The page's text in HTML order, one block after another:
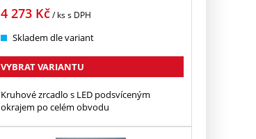
4 273 Kč/ kss DPH
Skladem dle variant
VYBRAT VARIANTU
Kruhové zrcadlo s LED podsvíceným
okrajem po celém obvodu